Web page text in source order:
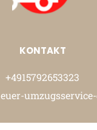
KONTAKT
+4915792653323